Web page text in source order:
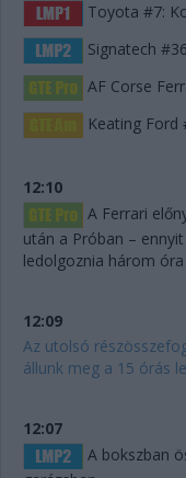
Toyota #7:
Signatech
AF Corse
Keating Ford
12:10
A Ferrari
után a Próban –
ledolgoznia három
12:09
Az utolsó
állunk meg a 15 órás
12:07
A bokszban